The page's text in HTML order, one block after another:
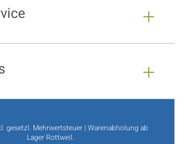
gesetzl. Mehrwertsteuer | Warenabholung ab
Lager Rottweil.